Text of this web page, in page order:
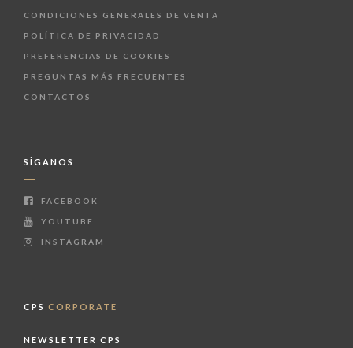
CONDICIONES GENERALES DE VENTA
POLÍTICA DE PRIVACIDAD
PREFERENCIAS DE COOKIES
PREGUNTAS MÁS FRECUENTES
CONTACTOS
SÍGANOS
FACEBOOK
YOUTUBE
INSTAGRAM
CPS CORPORATE
NEWSLETTER CPS